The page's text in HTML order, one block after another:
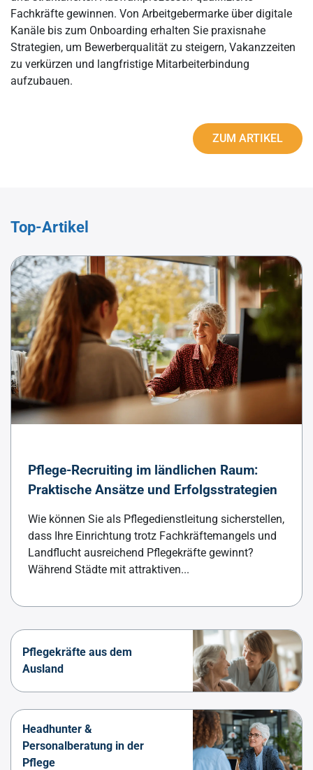
Fachkräfte gewinnen. Von Arbeitgebermarke über digitale
Kanäle bis zum Onboarding erhalten Sie praxisnahe
Strategien, um Bewerberqualität zu steigern, Vakanzzeiten
zu verkürzen und langfristige Mitarbeiterbindung
aufzubauen.
ZUM ARTIKEL
Top-Artikel
Pflege-Recruiting im ländlichen Raum:
Praktische Ansätze und Erfolgsstrategien
Wie können Sie als Pflegedienstleitung sicherstellen,
dass Ihre Einrichtung trotz Fachkräftemangels und
Landflucht ausreichend Pflegekräfte gewinnt?
Während Städte mit attraktiven...
Pflegekräfte aus dem
Ausland
Headhunter &
Personalberatung in der
Pflege